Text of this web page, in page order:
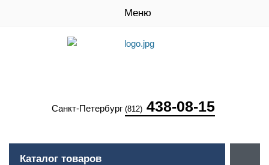
Меню
Санкт-Петербург (812) 438-08-15
Каталог товаров